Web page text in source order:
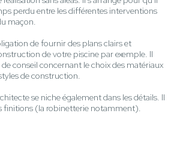
perdu entre les différentes interventions
maçon.
de fournir des plans clairs et
de votre piscine par exemple. Il
de conseil concernant le choix des matériaux
de construction.
se niche également dans les détails. Il
finitions (la robinetterie notamment).